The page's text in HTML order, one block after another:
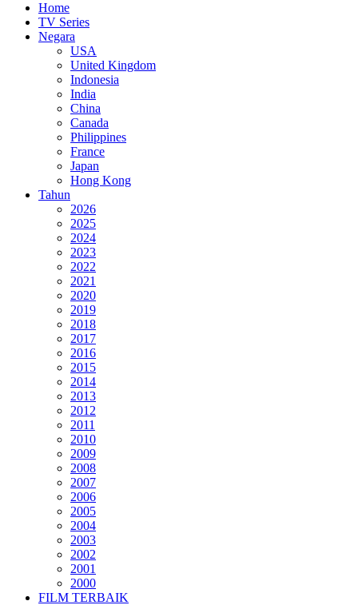
Home
TV Series
Negara
USA
United Kingdom
Indonesia
India
China
Canada
Philippines
France
Japan
Hong Kong
Tahun
2026
2025
2024
2023
2022
2021
2020
2019
2018
2017
2016
2015
2014
2013
2012
2011
2010
2009
2008
2007
2006
2005
2004
2003
2002
2001
2000
FILM TERBAIK